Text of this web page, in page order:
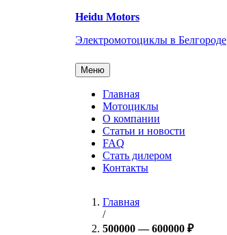
Heidu Motors
Электромотоциклы в Белгороде
Меню
Главная
Мотоциклы
О компании
Статьи и новости
FAQ
Стать дилером
Контакты
Главная
/
500000 — 600000 ₽